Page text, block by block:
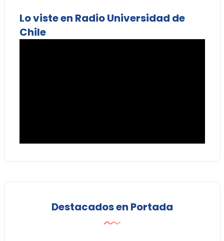
Lo viste en Radio Universidad de
Chile
Destacados en Portada